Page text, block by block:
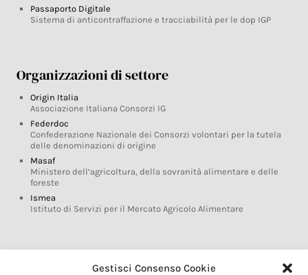
Gestisci Consenso Cookie
Passaporto Digitale
Sistema di anticontraffazione e tracciabilità per le dop IGP
Organizzazioni di settore
Origin Italia
Associazione Italiana Consorzi IG
Federdoc
Confederazione Nazionale dei Consorzi volontari per la tutela
delle denominazioni di origine
Masaf
Ministero dell’agricoltura, della sovranità alimentare e delle
foreste
Ismea
Istituto di Servizi per il Mercato Agricolo Alimentare
Glossario DOP IGP